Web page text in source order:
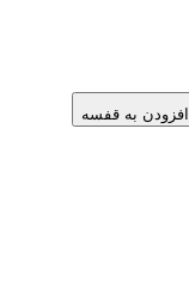
افزودن به قفسه